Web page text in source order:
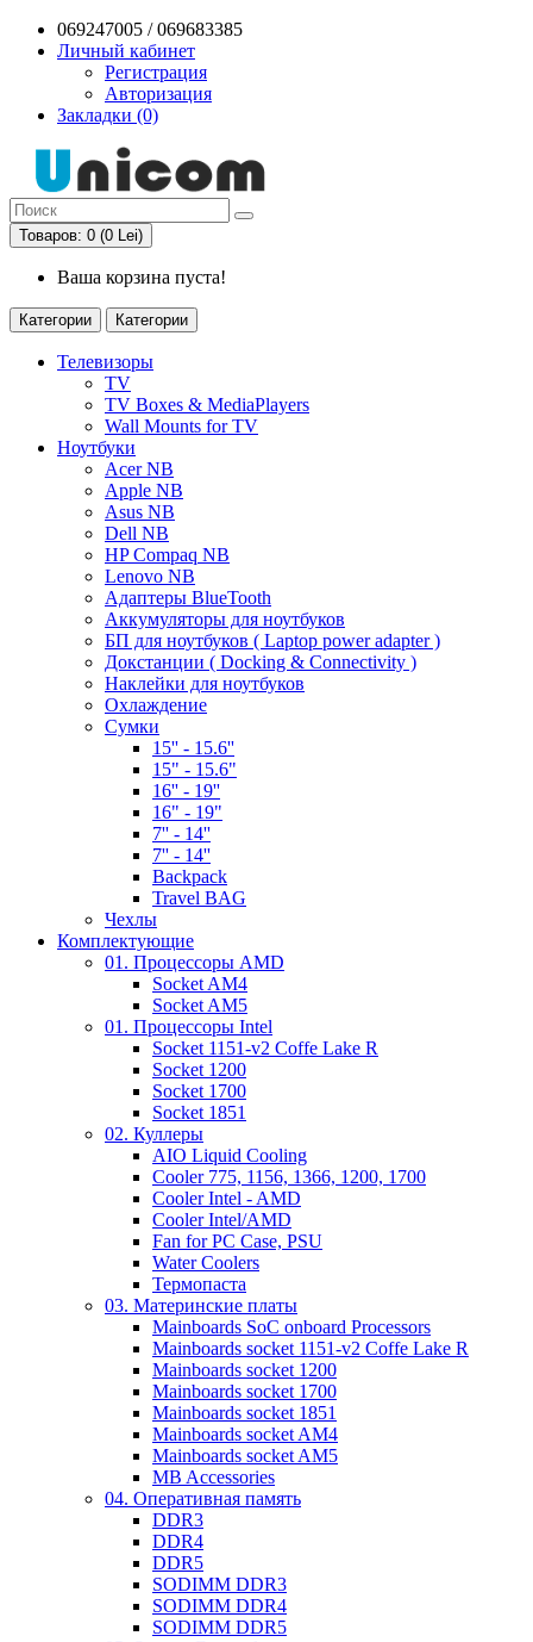
069247005 / 069683385
Личный кабинет
Регистрация
Авторизация
Закладки (0)
Товаров: 0 (0 Lei)
Ваша корзина пуста!
Категории Категории
Телевизоры
TV
TV Boxes & MediaPlayers
Wall Mounts for TV
Ноутбуки
Acer NB
Apple NB
Asus NB
Dell NB
HP Compaq NB
Lenovo NB
Адаптеры BlueTooth
Аккумуляторы для ноутбуков
БП для ноутбуков ( Laptop power adapter )
Докстанции ( Docking & Connectivity )
Наклейки для ноутбуков
Охлаждение
Сумки
15'' - 15.6''
15" - 15.6"
16'' - 19''
16" - 19"
7'' - 14''
7'' - 14''
Backpack
Travel BAG
Чехлы
Комплектующие
01. Процессоры AMD
Socket AM4
Socket AM5
01. Процессоры Intel
Socket 1151-v2 Coffe Lake R
Socket 1200
Socket 1700
Socket 1851
02. Куллеры
AIO Liquid Cooling
Cooler 775, 1156, 1366, 1200, 1700
Cooler Intel - AMD
Cooler Intel/AMD
Fan for PC Case, PSU
Water Coolers
Термопаста
03. Материнские платы
Mainboards SoC onboard Processors
Mainboards socket 1151-v2 Coffe Lake R
Mainboards socket 1200
Mainboards socket 1700
Mainboards socket 1851
Mainboards socket AM4
Mainboards socket AM5
MB Accessories
04. Оперативная память
DDR3
DDR4
DDR5
SODIMM DDR3
SODIMM DDR4
SODIMM DDR5